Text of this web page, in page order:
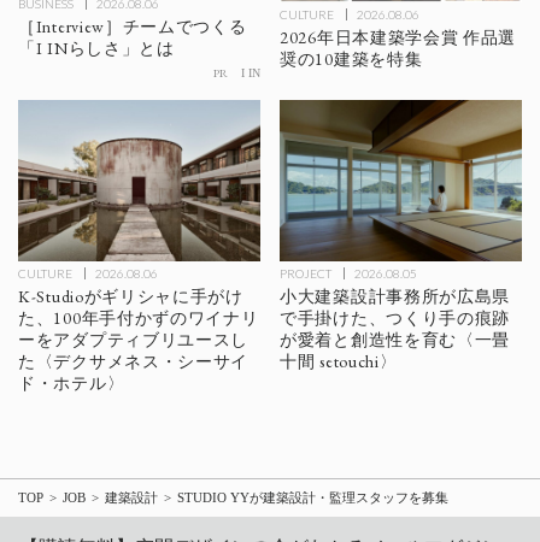
BUSINESS 2026.08.06
［Interview］チームでつくる
「I INらしさ」とは
PR I IN
CULTURE 2026.08.06
2026年日本建築学会賞 作品選
奨の10建築を特集
CULTURE 2026.08.06
K-Studioがギリシャに手がけ
た、100年手付かずのワイナリ
ーをアダプティブリユースし
た〈デクサメネス・シーサイ
ド・ホテル〉
PROJECT 2026.08.05
小大建築設計事務所が広島県
で手掛けた、つくり手の痕跡
が愛着と創造性を育む〈一畳
十間 setouchi〉
TOP JOB 建築設計 STUDIO YYが建築設計・監理スタッフを募集